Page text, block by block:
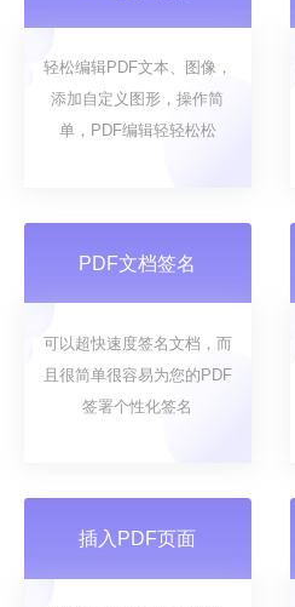
轻松编辑PDF文本、图像，
添加自定义图形，操作简
单，PDF编辑轻轻松松
PDF文档签名
可以超快速度签名文档，而
且很简单很容易为您的PDF
签署个性化签名
插入PDF页面